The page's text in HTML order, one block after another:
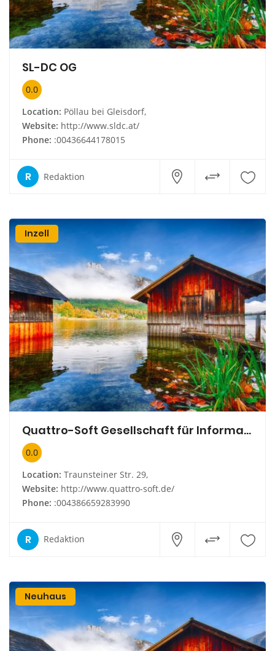
SL-DC OG
0.0
Location: Pöllau bei Gleisdorf,
Website: http://www.sldc.at/
Phone: :00436644178015
R Redaktion
Inzell
Quattro-Soft Gesellschaft für Informatik und Datenverarbeitung mbH
0.0
Location: Traunsteiner Str. 29,
Website: http://www.quattro-soft.de/
Phone: :004386659283990
R Redaktion
Neuhaus